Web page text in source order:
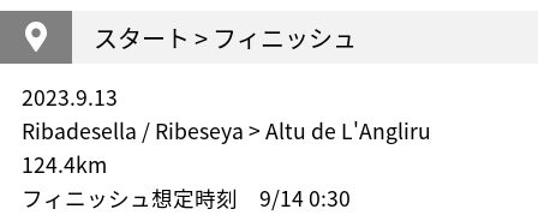
スタート > フィニッシュ
2023.9.13
Ribadesella / Ribeseya > Altu de L'Angliru
124.4km
フィニッシュ想定時刻 9/14 0:30